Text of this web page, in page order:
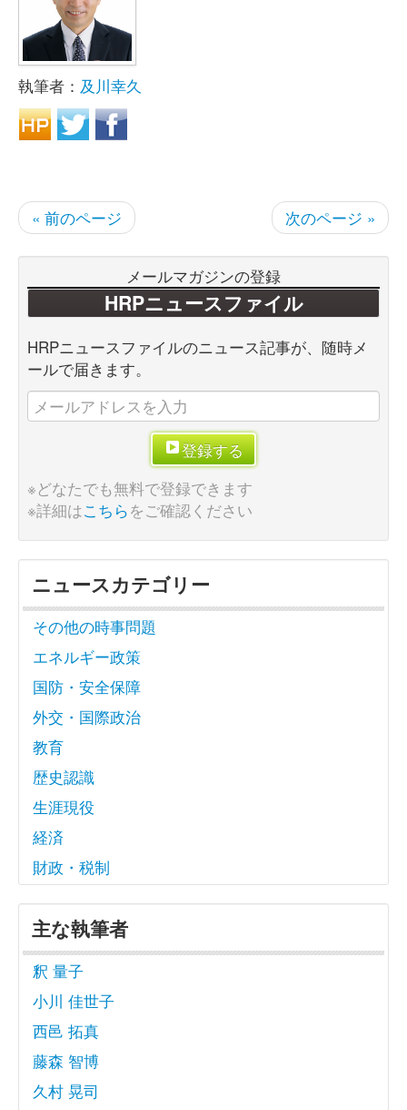
執筆者： 及川幸久
« 前のページ 次のページ »
メールマガジンの登録
HRPニュースファイル
HRPニュースファイルのニュース記事が、随時メ
ールで届きます。
登録する
※どなたでも無料で登録できます
※詳細はこちらをご確認ください
ニュースカテゴリー
その他の時事問題
エネルギー政策
国防・安全保障
外交・国際政治
教育
歴史認識
生涯現役
経済
財政・税制
主な執筆者
釈 量子
小川 佳世子
西邑 拓真
藤森 智博
久村 晃司